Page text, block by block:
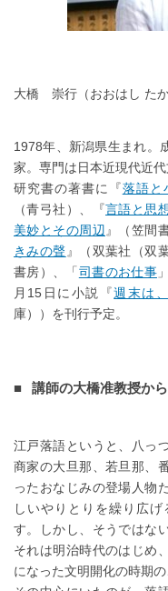
大橋 崇行（おおはし たか
1978年、新潟県生まれ。
家。専門は日本近現代近代
研究書の著書に『落語と
（青弓社）、『言語と思
美妙とその周辺 』（笠間
きみの聲 』（双葉社（双
書房）、「司書のお仕事
月15日に小説『週末は
庫））を刊行予定。
講師の大橋准教授から
江戸落語というと、八っ
商家の大旦那、若旦那、
ったおなじみの登場人物
しいやりとりを繰り広
す。しかし、そうではな
それは明治時代のはじめ
になった文明開化の時期の